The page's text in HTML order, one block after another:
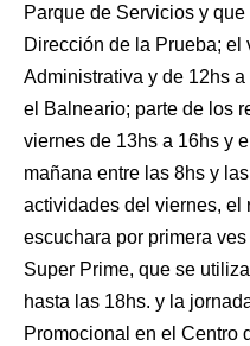
Parque de Servicios y
Dirección de la Prueba; el
Administrativa y de 12hs
el Balneario; parte de los
viernes de 13hs a 16hs y
mañana entre las 8hs y
actividades del viernes, el
escuchara por primera
Super Prime, que se
hasta las 18hs. y la
Promocional en el Centro